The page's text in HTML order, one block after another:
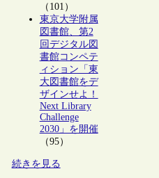
（101）
東京大学附属
図書館、第2
回デジタル図
書館コンペテ
ィション「東
大図書館をデ
ザインせよ！
Next Library
Challenge
2030」を開催
（95）
続きを見る